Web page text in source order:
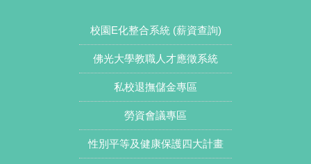
校園E化整合系統 (薪資查詢)
佛光大學教職人才應徵系統
私校退撫儲金專區
勞資會議專區
性別平等及健康保護四大計畫